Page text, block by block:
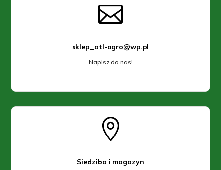

sklep_atl-agro@wp.pl
Napisz do nas!

Siedziba i magazyn